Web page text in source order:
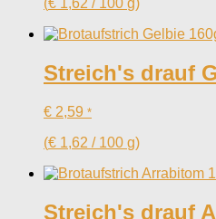
(€ 1,62 / 100 g)
Streich's drauf
€ 2,59 *
(€ 1,62 / 100 g)
Streich's drauf